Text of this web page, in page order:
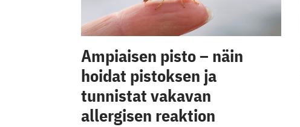
Ampiaisen pisto – näin
hoidat pistoksen ja
tunnistat vakavan
allergisen reaktion